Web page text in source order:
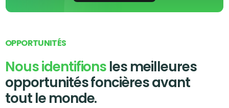
OPPORTUNITÉS
Nous identifionsles meilleures
opportunités foncières avant
tout le monde.